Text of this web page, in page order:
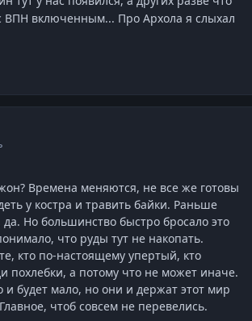
ВПН включенным... Про Архола я слыхал
Времена меняются, не все же готовы
у костра и травить байки. Раньше
да. Но большинство быстро бросало это
что руды тут не накопать.
кто по-настоящему упертый, кто
похлебки, а потому что не может иначе.
и будет мало, но они и держат этот мир
чтоб совсем не перевелись.